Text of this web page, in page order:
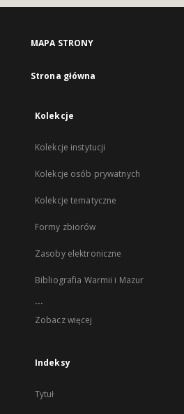
MAPA STRONY
Strona główna
Kolekcje
Kolekcje instytucji
Kolekcje osób prywatnych
Kolekcje tematyczne
Formy zbiorów
Zasoby elektroniczne
Bibliografia Warmii i Mazur
...
Zobacz więcej
Indeksy
Tytuł